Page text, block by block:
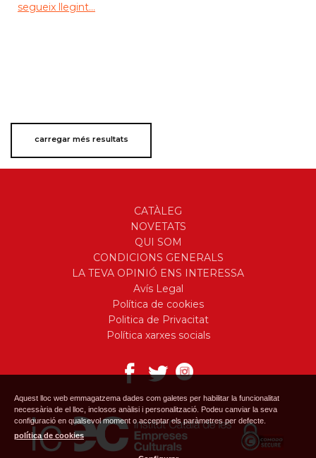
segueix llegint...
carregar més resultats
CATÀLEG
NOVETATS
QUI SOM
CONDICIONS GENERALS
LA TEVA OPINIÓ ENS INTERESSA
Avís Legal
Política de cookies
Politica de Privacitat
Política xarxes socials
Aquest lloc web emmagatzema dades com galetes per habilitar la funcionalitat
necessària de el lloc, inclosos anàlisi i personalització. Podeu canviar la seva
configuració en qualsevol moment o acceptar els paràmetres per defecte.
política de cookies